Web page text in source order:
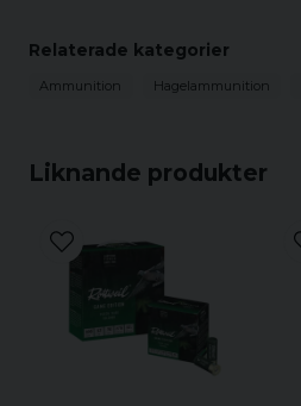
Liknande produkter
Kaliber: 20/70
Skjutvikt: 28G
Relaterade kategorier
Ammunition Hagelammunition